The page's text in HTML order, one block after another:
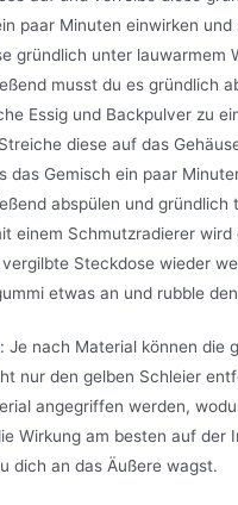
paar Minuten einwirken und
gründlich unter lauwarmem
musst du es gründlich
Essig und Backpulver zu
diese auf das
das Gemisch ein paar
abspülen und gründlich
einem Schmutzradierer wird
Steckdose wieder
etwas an und rubble
Je nach Material können die
nur den gelben Schleier
angegriffen werden,
Wirkung am besten auf der
dich an das Äußere wagst.